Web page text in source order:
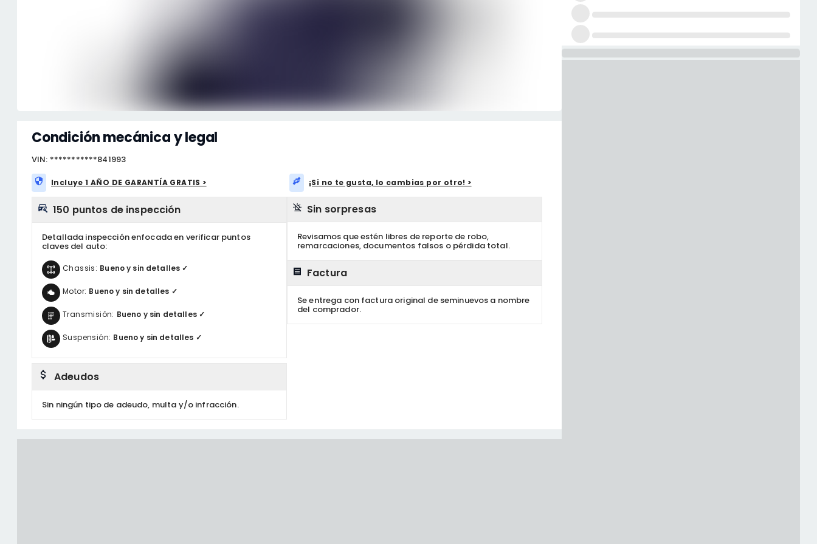
Condición mecánica y legal
VIN: ***********841993
Incluye 1 AÑO DE GARANTÍA GRATIS > ¡Si no te gusta, lo cambias por otro! >
150 puntos de inspección
Detallada inspección enfocada en verificar puntos
claves del auto:
Chassis: Bueno y sin detalles ✓
Motor: Bueno y sin detalles ✓
Transmisión: Bueno y sin detalles ✓
Suspensión: Bueno y sin detalles ✓
Adeudos
Sin ningún tipo de adeudo, multa y/o infracción.
Sin sorpresas
Revisamos que estén libres de reporte de robo,
remarcaciones, documentos falsos o pérdida total.
Factura
Se entrega con factura original de seminuevos a nombre
del comprador.